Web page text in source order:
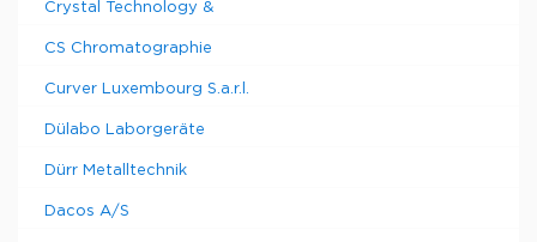
Crystal Technology &
CS Chromatographie
Curver Luxembourg S.a.r.l.
Dülabo Laborgeräte
Dürr Metalltechnik
Dacos A/S